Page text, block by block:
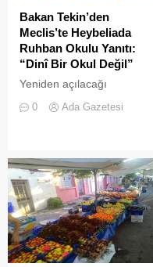
Bakan Tekin’den
Meclis’te Heybeliada
Ruhban Okulu Yanıtı:
“Dinî Bir Okul Değil”
Yeniden açılacağı
iddialarıyla son dönemde
kamuoyunda sıkça tartışılan
0 Ada Gazetesi